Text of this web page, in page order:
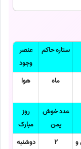
ستاره حاکم
عنصر
وجود
ماه هوا
عدد خوش
یمن
روز
مبارک
و
2 دوشنبه